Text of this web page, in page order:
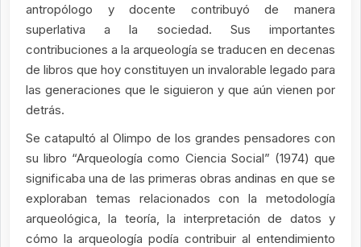
antropólogo y docente contribuyó de manera
superlativa a la sociedad. Sus importantes
contribuciones a la arqueología se traducen en decenas
de libros que hoy constituyen un invalorable legado para
las generaciones que le siguieron y que aún vienen por
detrás.
Se catapultó al Olimpo de los grandes pensadores con
su libro “Arqueología como Ciencia Social” (1974) que
significaba una de las primeras obras andinas en que se
exploraban temas relacionados con la metodología
arqueológica, la teoría, la interpretación de datos y
cómo la arqueología podía contribuir al entendimiento